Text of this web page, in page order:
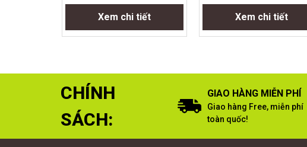
Xem chi tiết Xem chi tiết
CHÍNH
SÁCH:
GIAO HÀNG MIỄN PHÍ
Giao hàng Free, miễn phí
toàn quốc!